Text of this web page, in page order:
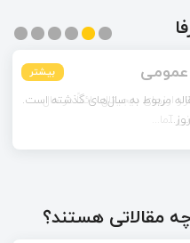
بیشتر
بیشتر
مربوط به سال‌های گذشته است.
بیشتر
بیشتر
بیشتر
بیشتر
مقالاتی هستند؟